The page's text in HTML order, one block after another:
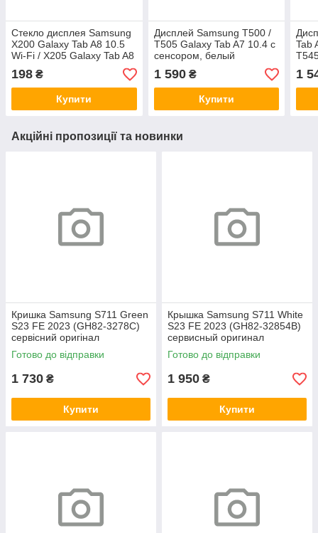
Стекло дисплея Samsung
X200 Galaxy Tab A8 10.5
Wi-Fi / X205 Galaxy Tab A8
10.5 LTE с OCA-пленкой и
олеофобным покрытием,
G+OCA Pro
198 ₴
Купити
Дисплей Samsung T500 /
T505 Galaxy Tab A7 10.4 с
сенсором, белый
комплектующие)
1 590₴
Купити
Tab
1
Акційні пропозиції та новинки
Кришка Samsung S711 Green
S23 FE 2023 (GH82-3278C)
сервісний оригінал
Готово до відправки
1 730 ₴
Купити
Крышка Samsung S711 White
S23 FE 2023 (GH82-32854B)
сервисный оригинал
Готово до відправки
1 950 ₴
Купити